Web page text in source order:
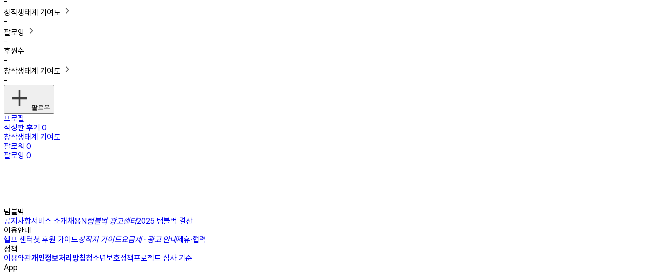
창작생태계 기여도
-
팔로잉
-
후원수
-
창작생태계 기여도
-
팔로우
프로필
작성한 후기 0
창작생태계 기여도
팔로워 0
팔로잉 0
텀블벅
공지사항서비스 소개채용N텀블벅 광고센터2025 텀블벅 결산
이용안내
헬프 센터첫 후원 가이드창작자 가이드요금제 · 광고 안내제휴·협력
정책
이용약관개인정보처리방침청소년보호정책프로젝트 심사 기준
App